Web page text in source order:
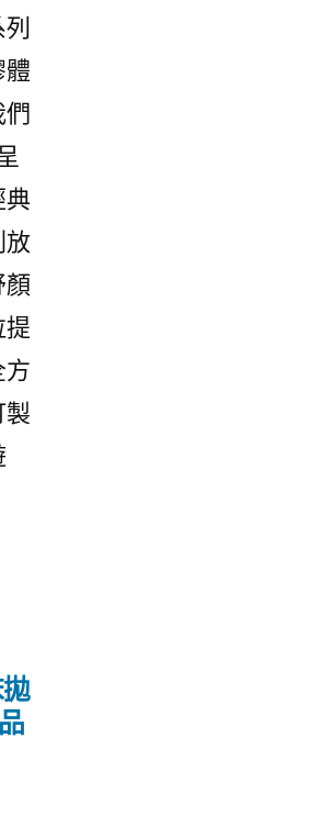
體
們
典
放
顏
提
方
製